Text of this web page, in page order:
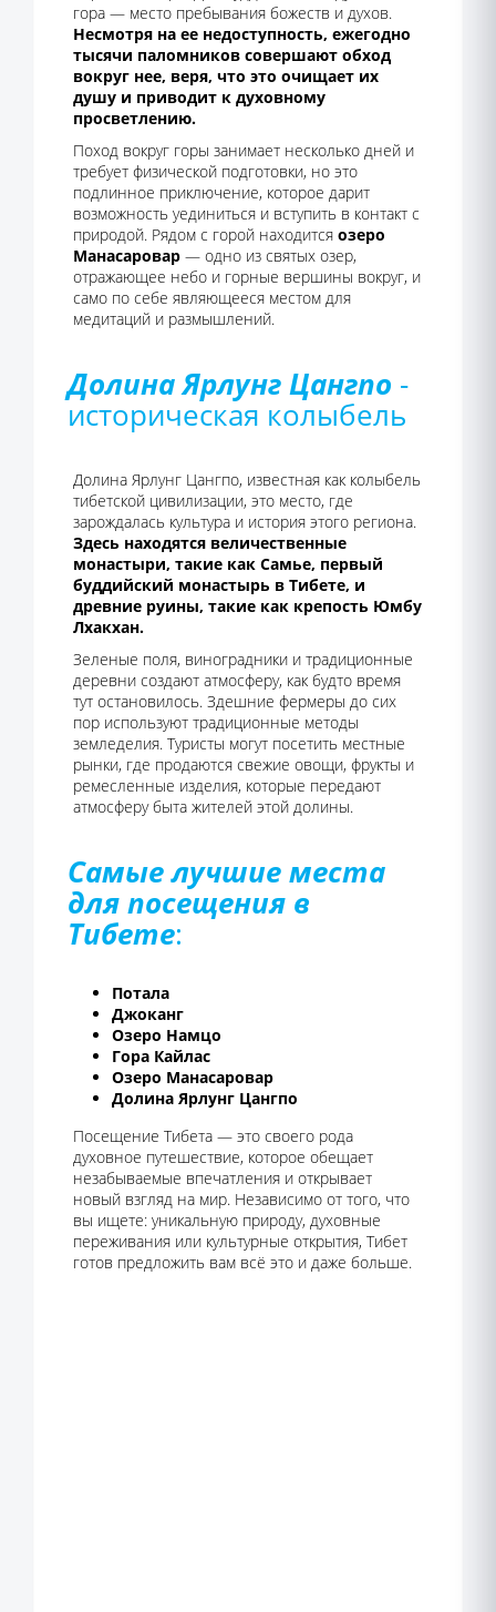
гора — место пребывания божеств и духов.
Несмотря на ее недоступность, ежегодно
тысячи паломников совершают обход
вокруг нее, веря, что это очищает их
душу и приводит к духовному
просветлению.
Поход вокруг горы занимает несколько дней и
требует физической подготовки, но это
подлинное приключение, которое дарит
возможность уединиться и вступить в контакт с
природой. Рядом с горой находится озеро
Манасаровар — одно из святых озер,
отражающее небо и горные вершины вокруг, и
само по себе являющееся местом для
медитаций и размышлений.
Долина Ярлунг Цангпо -
историческая колыбель
Долина Ярлунг Цангпо, известная как колыбель
тибетской цивилизации, это место, где
зарождалась культура и история этого региона.
Здесь находятся величественные
монастыри, такие как Самье, первый
буддийский монастырь в Тибете, и
древние руины, такие как крепость Юмбу
Лхакхан.
Зеленые поля, виноградники и традиционные
деревни создают атмосферу, как будто время
тут остановилось. Здешние фермеры до сих
пор используют традиционные методы
земледелия. Туристы могут посетить местные
рынки, где продаются свежие овощи, фрукты и
ремесленные изделия, которые передают
атмосферу быта жителей этой долины.
Самые лучшие места
для посещения в
Тибете:
Потала
Джоканг
Озеро Намцо
Гора Кайлас
Озеро Манасаровар
Долина Ярлунг Цангпо
Посещение Тибета — это своего рода
духовное путешествие, которое обещает
незабываемые впечатления и открывает
новый взгляд на мир. Независимо от того, что
вы ищете: уникальную природу, духовные
переживания или культурные открытия, Тибет
готов предложить вам всё это и даже больше.